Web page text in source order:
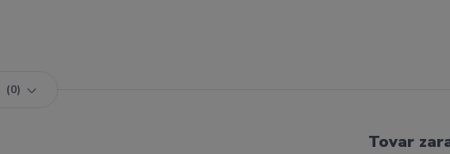
0
Tovar